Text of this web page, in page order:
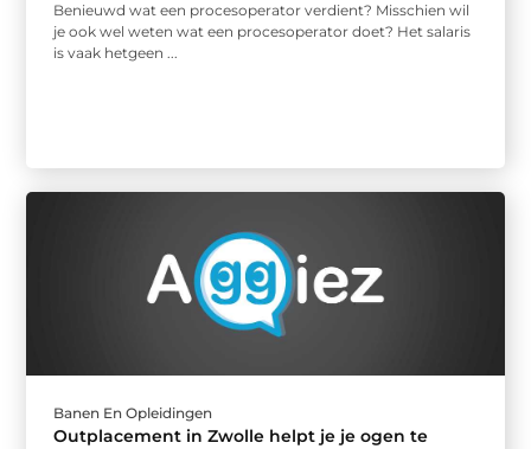
Benieuwd wat een procesoperator verdient? Misschien wil
je ook wel weten wat een procesoperator doet? Het salaris
is vaak hetgeen ...
Banen En Opleidingen
Outplacement in Zwolle helpt je je ogen te